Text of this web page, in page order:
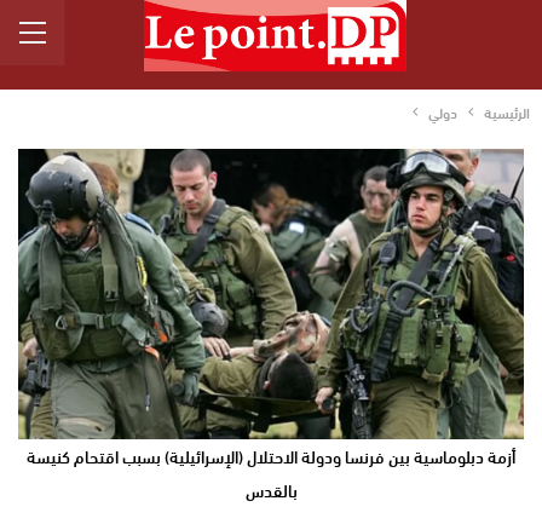
الرئيسية دولي
أزمة دبلوماسية بين فرنسا ودولة الاحتلال (الإسرائيلية) بسبب اقتحام كنيسة
بالقدس